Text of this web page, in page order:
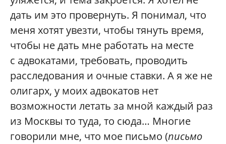
дать им это провернуть. Я понимал, что
меня хотят увезти, чтобы тянуть время,
чтобы не дать мне работать на месте
с адвокатами, требовать, проводить
расследования и очные ставки. А я же не
олигарх, у моих адвокатов нет
возможности летать за мной каждый раз
из Москвы то туда, то сюда… Многие
говорили мне, что мое письмо (письмо